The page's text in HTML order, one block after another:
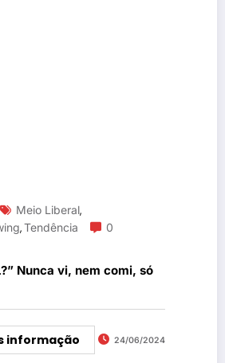
Meio Liberal,
,Tendência
0
Nunca vi, nem comi, só
informação 24/06/2024